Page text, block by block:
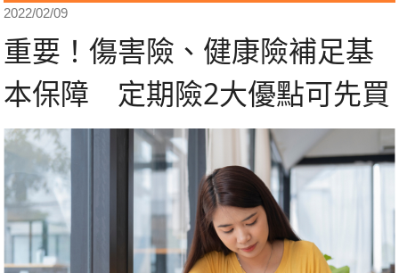
2022/02/09
重要！傷害險、健康險補足基
本保障 定期險2大優點可先買